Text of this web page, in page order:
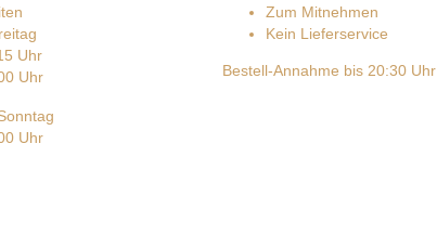
Uhr
Uhr
Uhr
Zum Mitnehmen
Kein Lieferservice
Bestell-Annahme bis 20:30 Uhr